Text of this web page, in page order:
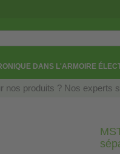
DANS L'ARMOIRE
nos produits ? Nos experts